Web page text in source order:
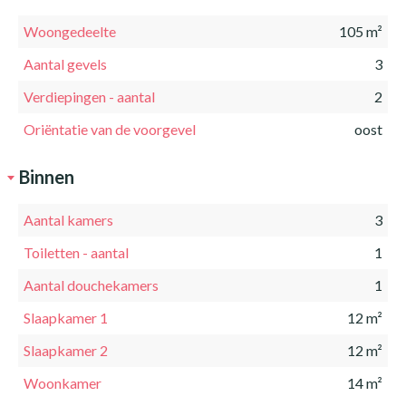
Woongedeelte
105 m²
Aantal gevels
3
Verdiepingen - aantal
2
Oriëntatie van de voorgevel
oost
Binnen
Aantal kamers
3
Toiletten - aantal
1
Aantal douchekamers
1
Slaapkamer 1
12 m²
Slaapkamer 2
12 m²
Woonkamer
14 m²